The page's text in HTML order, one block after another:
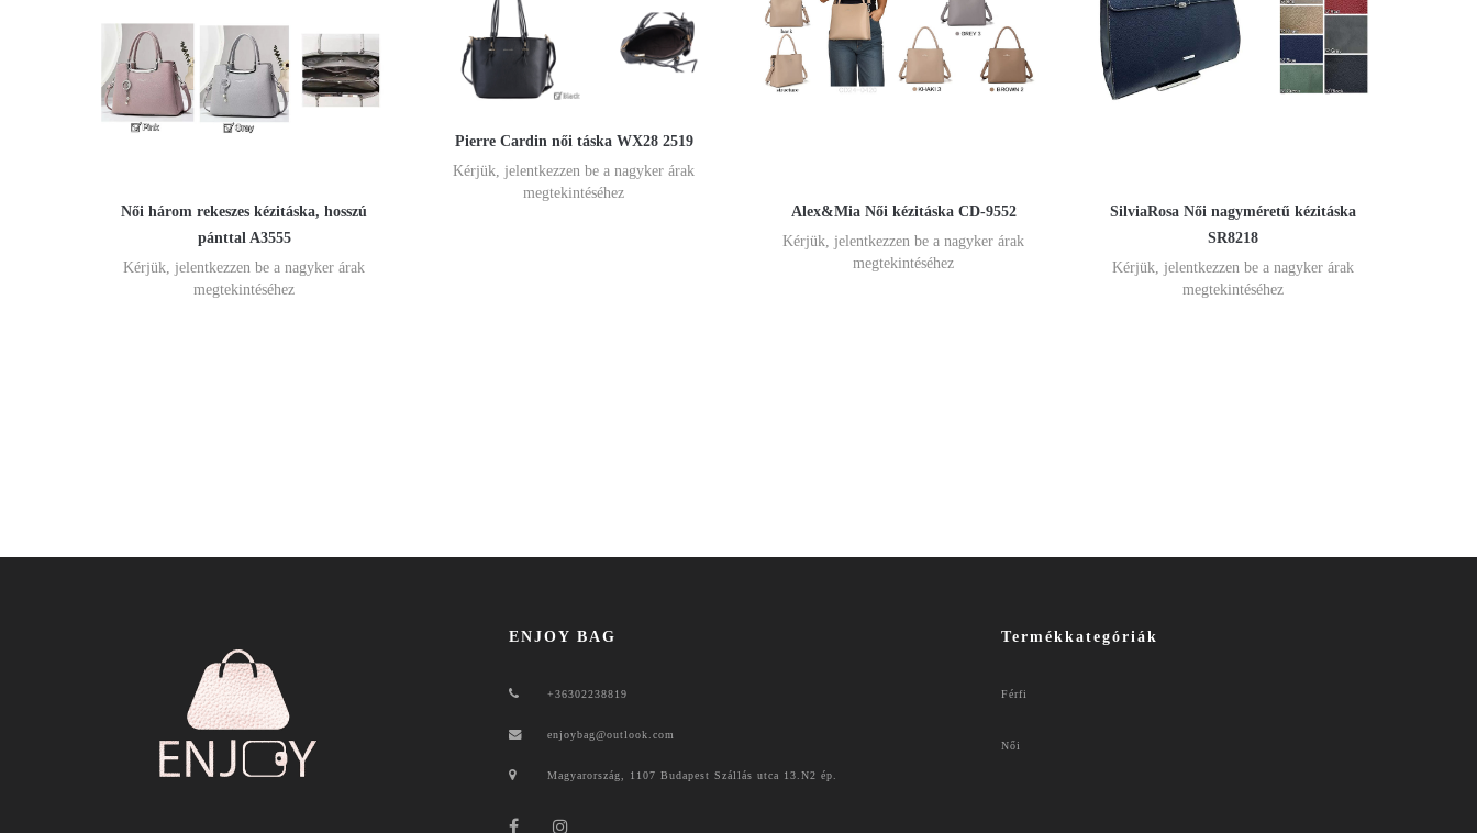
Női három rekeszes kézitáska, hosszú
pánttal A3555
Kérjük, jelentkezzen be a nagyker árak
megtekintéséhez
Pierre Cardin női táska WX28 2519
Kérjük, jelentkezzen be a nagyker árak
megtekintéséhez
Alex&Mia Női kézitáska CD-9552
Kérjük, jelentkezzen be a nagyker árak
megtekintéséhez
SilviaRosa Női nagyméretű kézitáska
SR8218
Kérjük, jelentkezzen be a nagyker árak
megtekintéséhez
ENJOY BAG
+36302238819
enjoybag@outlook.com
Magyarország, 1107 Budapest Szállás utca 13.N2 ép.
Termékkategóriák
Férfi
Női